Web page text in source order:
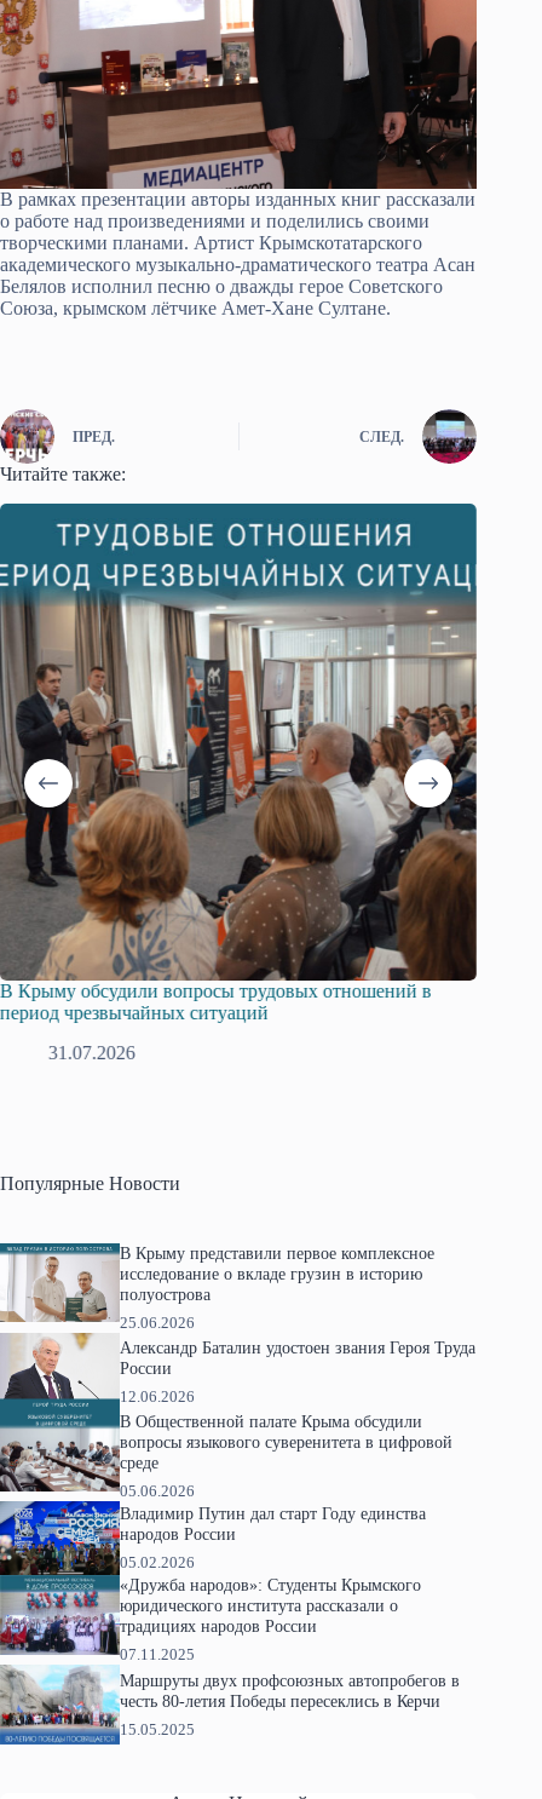
В рамках презентации авторы изданных книг рассказали
о работе над произведениями и поделились своими
творческими планами. Артист Крымскотатарского
академического музыкально-драматического театра Асан
Белялов исполнил песню о дважды герое Советского
Союза, крымском лётчике Амет-Хане Султане.
ПРЕД. СЛЕД.
Читайте также:
В Крыму обсудили вопросы трудовых отношений в
период чрезвычайных ситуаций
31.07.2026
Популярные Новости
В Крыму представили первое комплексное
исследование о вкладе грузин в историю
полуострова
25.06.2026
Александр Баталин удостоен звания Героя Труда
России
12.06.2026
В Общественной палате Крыма обсудили
вопросы языкового суверенитета в цифровой
среде
05.06.2026
Владимир Путин дал старт Году единства
народов России
05.02.2026
«Дружба народов»: Студенты Крымского
юридического института рассказали о
традициях народов России
07.11.2025
Маршруты двух профсоюзных автопробегов в
честь 80-летия Победы пересеклись в Керчи
15.05.2025